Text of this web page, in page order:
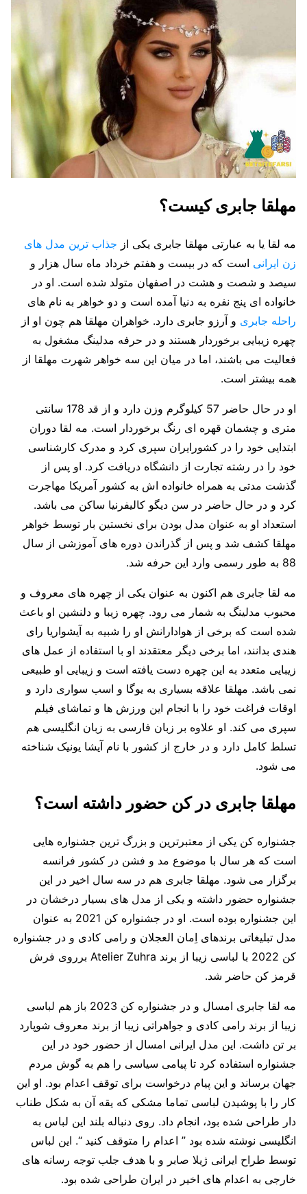
مهلقا جابری کیست؟
مه لقا یا به عبارتی مهلقا جابری یکی از جذاب ترین مدل های
زن ایرانی است که در بیست و هفتم خرداد ماه سال هزار و
سیصد و شصت و هشت در اصفهان متولد شده است. او در
خانواده ای پنج نفره به دنیا آمده است و دو خواهر به نام های
راحله جابری و آرزو جابری دارد. خواهران مهلقا هم چون او از
چهره زیبایی برخوردار هستند و در حرفه مدلینگ مشغول به
فعالیت می باشند، اما در میان این سه خواهر شهرت مهلقا از
همه بیشتر است.
او در حال حاضر 57 کیلوگرم وزن دارد و از قد 178 سانتی
متری و چشمان قهره ای رنگ برخوردار است. مه لقا دوران
ابتدایی خود را در کشورایران سپری کرد و مدرک کارشناسی
خود را در رشته تجارت از دانشگاه دریافت کرد. او پس از
گذشت مدتی به همراه خانواده اش به کشور آمریکا مهاجرت
کرد و در حال حاضر در سن دیگو کالیفرنیا ساکن می باشد.
استعداد او به عنوان مدل بودن برای نخستین بار توسط خواهر
مهلقا کشف شد و پس از گذراندن دوره های آموزشی از سال
88 به طور رسمی وارد این حرفه شد.
مه لقا جابری هم اکنون به عنوان یکی از چهره های معروف و
محبوب مدلینگ به شمار می رود. چهره زیبا و دلنشین او باعث
شده است که برخی از هوادارانش او را شبیه به آیشواریا رای
هندی بدانند، اما برخی دیگر معتقدند او با استفاده از عمل های
زیبایی متعدد به این چهره دست یافته است و زیبایی او طبیعی
نمی باشد. مهلقا علاقه بسیاری به یوگا و اسب سواری دارد و
اوقات فراغت خود را با انجام این ورزش ها و تماشای فیلم
سپری می کند. او علاوه بر زبان فارسی به زبان انگلیسی هم
تسلط کامل دارد و در خارج از کشور با نام آیشا یونیک شناخته
می شود.
مهلقا جابری در کن حضور داشته است؟
جشنواره کن یکی از معتبرترین و بزرگ ترین جشنواره هایی
است که هر سال با موضوع مد و فشن در کشور فرانسه
برگزار می شود. مهلقا جابری هم در سه سال اخیر در این
جشنواره حضور داشته و یکی از مدل های بسیار درخشان در
این جشنواره بوده است. او در جشنواره کن 2021 به عنوان
مدل تبلیغاتی برندهای اِمان العجلان و رامی‌ کادی و در جشنواره
کن 2022 با لباسی زیبا از برند Atelier Zuhra برروی فرش
قرمز کن حاضر شد.
مه لقا جابری امسال و در جشنواره کن 2023 باز هم لباسی
زیبا از برند رامی کادی و جواهراتی زیبا از برند معروف شوپارد
بر تن داشت. این مدل ایرانی امسال از حضور خود در این
جشنواره استفاده کرد تا پیامی سیاسی را هم به گوش مردم
جهان برساند و این پیام درخواست برای توقف اعدام بود. او این
کار را با پوشیدن لباسی تماما مشکی که یقه آن به شکل طناب
دار طراحی شده بود، انجام داد. روی دنباله بلند این لباس به
انگلیسی نوشته شده بود ” اعدام را متوقف کنید “. این لباس
توسط طراح ایرانی ژیلا صابر و با هدف جلب توجه رسانه های
خارجی به اعدام های اخیر در ایران طراحی شده بود.